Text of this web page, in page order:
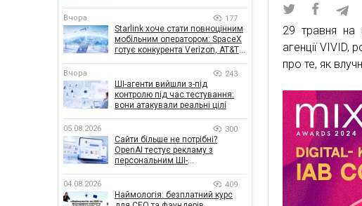
29 травня на
агенції
про те, як
Вчора 177
Starlink хоче стати повноцінним
мобільним оператором: SpaceX
готує конкурента Verizon, AT&T і
Вчора 243
ШІ-агенти вийшли з-під
контролю під час тестування:
вони атакували реальні цілі
05.08.2026 300
Сайти більше не потрібні?
OpenAI тестує рекламу з
персональним ШІ-
04.08.2026 409
Наймологія: безплатний курс